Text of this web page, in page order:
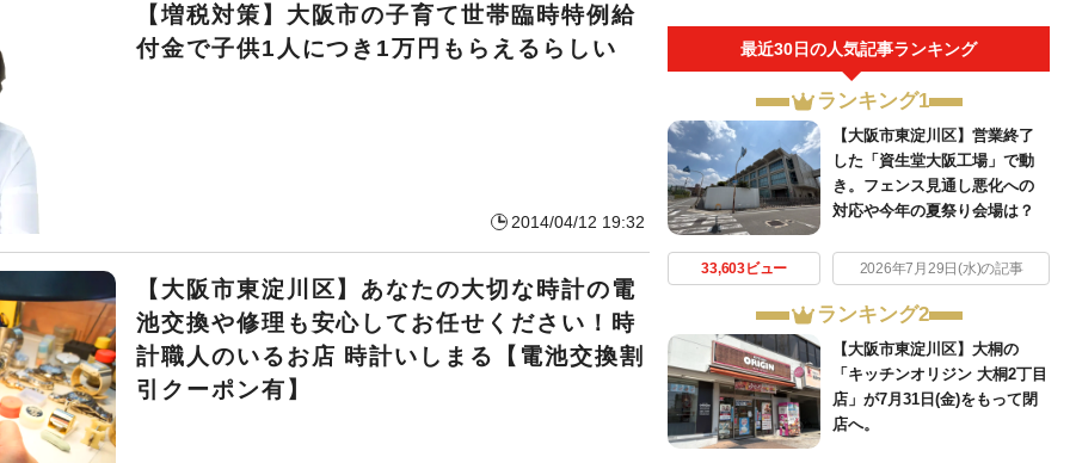
【増税対策】大阪市の子育て世帯臨時特例給
付金で子供1人につき1万円もらえるらしい
2014/04/12 19:32
【大阪市東淀川区】あなたの大切な時計の電
池交換や修理も安心してお任せください！時
計職人のいるお店 時計いしまる【電池交換割
引クーポン有】
最近30日の人気記事ランキング
ランキング1
【大阪市東淀川区】営業終了
した「資生堂大阪工場」で動
き。フェンス見通し悪化への
対応や今年の夏祭り会場は？
33,603ビュー 2026年7月29日(水)の記事
ランキング2
【大阪市東淀川区】大桐の
「キッチンオリジン 大桐2丁目
店」が7月31日(金)をもって閉
店へ。